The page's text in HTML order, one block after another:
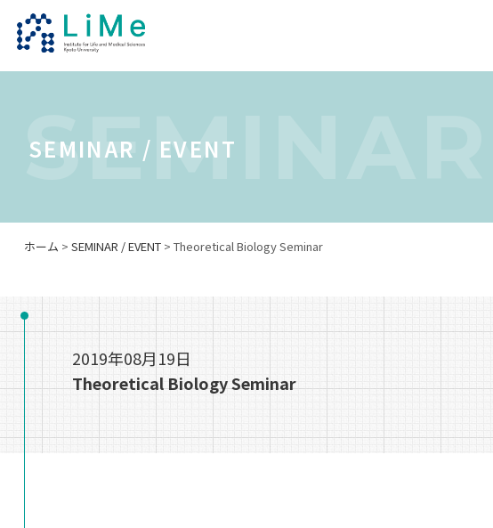
SEMINAR / EVENT
ホーム > SEMINAR / EVENT> Theoretical Biology Seminar
2019年08月19日
Theoretical Biology Seminar